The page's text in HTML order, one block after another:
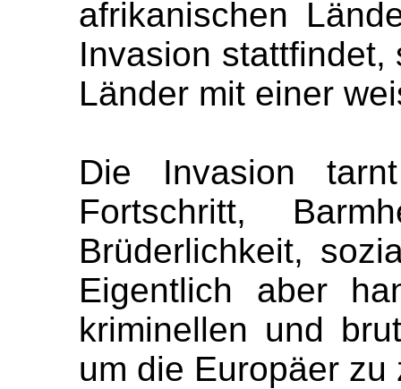
afrikanischen
Invasion
Länder mit einer
Die Invasion
Fortschritt,
Brüderlichkeit,
Eigentlich aber
kriminellen und
um die Europäer zu